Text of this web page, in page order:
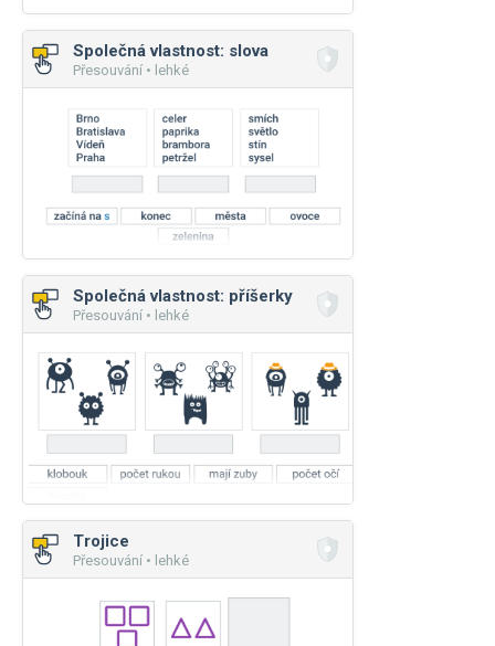
Společná vlastnost: slova
Přesouvání • lehké
Společná vlastnost: příšerky
Přesouvání • lehké
Trojice
Přesouvání • lehké